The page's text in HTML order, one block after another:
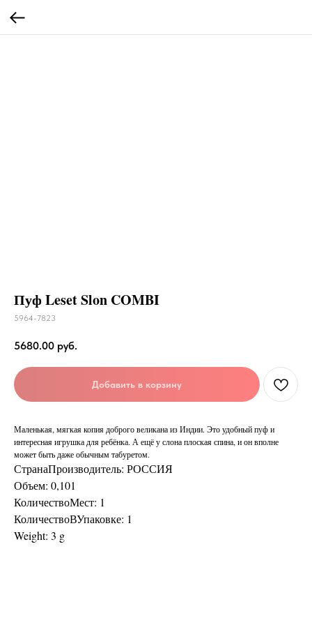
Пуф Leset Slon COMBI
5964-7823
5680.00 руб.
Добавить в корзину
Маленькая, мягкая копия доброго великана из Индии. Это удобный пуф и
интересная игрушка для ребёнка. А ещё у слона плоская спина, и он вполне
может быть даже обычным табуретом.
СтранаПроизводитель: РОССИЯ
Объем: 0,101
КоличествоМест: 1
КоличествоВУпаковке: 1
Weight: 3 g